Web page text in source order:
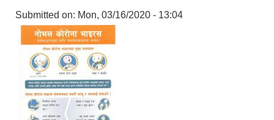
Submitted on: Mon, 03/16/2020 - 13:04